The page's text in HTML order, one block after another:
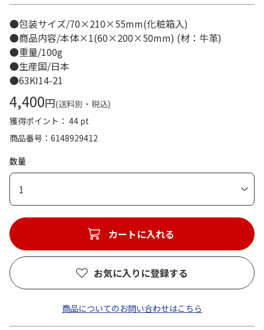
●包装サイズ/70×210×55mm(化粧箱入)
●商品内容/本体×1(60×200×50mm) (材：牛革)
●重量/100g
●生産国/日本
●63KI14-21
4,400円(送料別・税込)
獲得ポイント： 44 pt
商品番号
6148929412
数量
1
カートに入れる
お気に入りに登録する
商品についてのお問い合わせはこちら